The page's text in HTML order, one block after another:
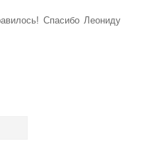
Спасибо Леониду